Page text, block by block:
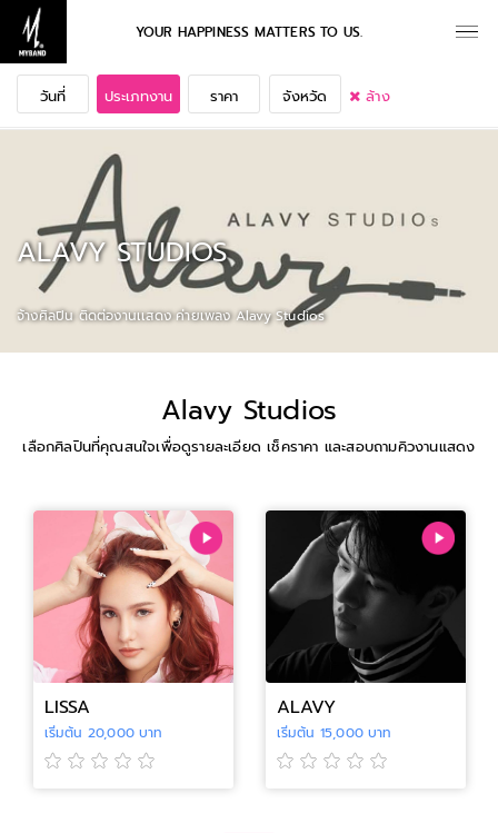
YOUR HAPPINESS MATTERS TO US.
วันที่ ประเภทงาน ราคา จังหวัด ล้าง
ALAVY STUDIOS
จ้างศิลปิน ติดต่องานเเสดง ค่ายเพลง Alavy Studios
Alavy Studios
เลือกศิลปินที่คุณสนใจเพื่อดูรายละเอียด เช็คราคา และสอบถามคิวงานแสดง
LISSA
เริ่มต้น 20,000 บาท
ALAVY
เริ่มต้น 15,000 บาท